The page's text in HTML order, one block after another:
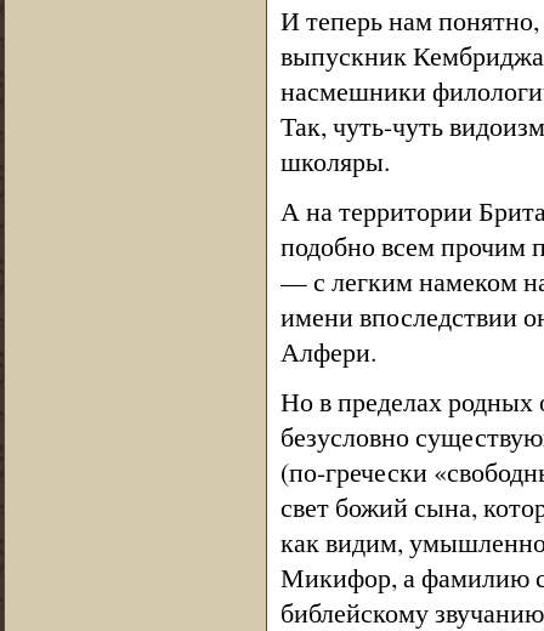
И теперь нам
выпускник
насмешники
Так, чуть-чуть
школяры.
А на территории
подобно всем
— с легким намеком
имени впоследствии
Алфери.
Но в пределах
безусловно
(по-гречески
свет божий сына,
как видим,
Микифор, а фамилию
библейскому